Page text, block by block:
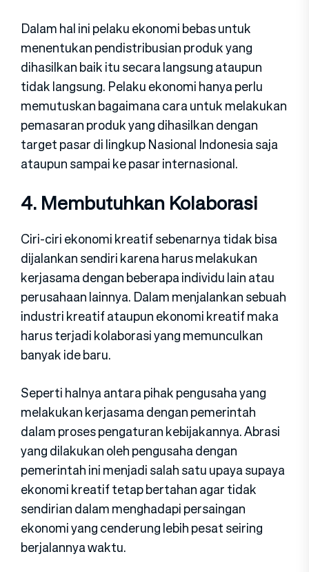
Dalam hal ini pelaku ekonomi bebas untuk
menentukan pendistribusian produk yang
dihasilkan baik itu secara langsung ataupun
tidak langsung. Pelaku ekonomi hanya perlu
memutuskan bagaimana cara untuk melakukan
pemasaran produk yang dihasilkan dengan
target pasar di lingkup Nasional Indonesia saja
ataupun sampai ke pasar internasional.
4. Membutuhkan Kolaborasi
Ciri-ciri ekonomi kreatif sebenarnya tidak bisa
dijalankan sendiri karena harus melakukan
kerjasama dengan beberapa individu lain atau
perusahaan lainnya. Dalam menjalankan sebuah
industri kreatif ataupun ekonomi kreatif maka
harus terjadi kolaborasi yang memunculkan
banyak ide baru.
Seperti halnya antara pihak pengusaha yang
melakukan kerjasama dengan pemerintah
dalam proses pengaturan kebijakannya. Abrasi
yang dilakukan oleh pengusaha dengan
pemerintah ini menjadi salah satu upaya supaya
ekonomi kreatif tetap bertahan agar tidak
sendirian dalam menghadapi persaingan
ekonomi yang cenderung lebih pesat seiring
berjalannya waktu.